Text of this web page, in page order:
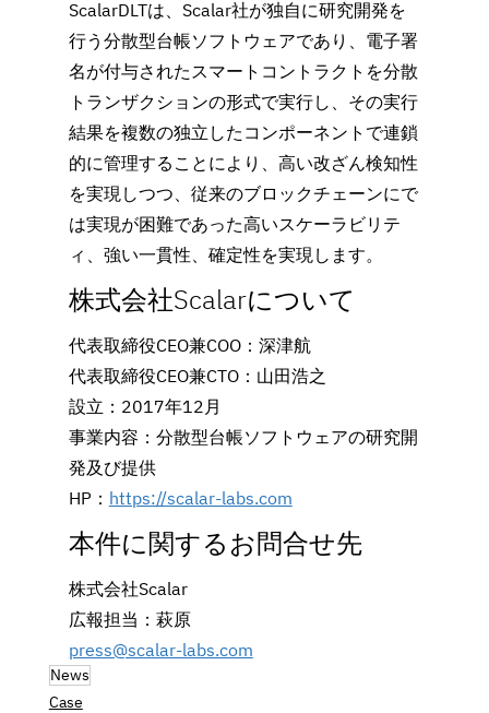
ScalarDLTは、Scalar社が独自に研究開発を
行う分散型台帳ソフトウェアであり、電子署
名が付与されたスマートコントラクトを分散
トランザクションの形式で実行し、その実行
結果を複数の独立したコンポーネントで連鎖
的に管理することにより、高い改ざん検知性
を実現しつつ、従来のブロックチェーンにで
は実現が困難であった高いスケーラビリテ
ィ、強い一貫性、確定性を実現します。
株式会社Scalarについて
代表取締役CEO兼COO：深津航
代表取締役CEO兼CTO：山田浩之
設立：2017年12月
事業内容：分散型台帳ソフトウェアの研究開
発及び提供
HP： https://scalar-labs.com
本件に関するお問合せ先
株式会社Scalar
広報担当：萩原
press@scalar-labs.com
News
Case